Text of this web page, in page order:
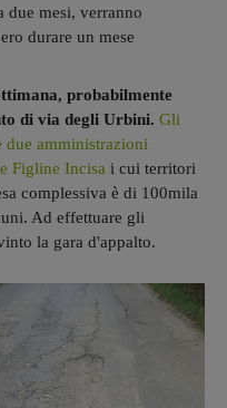
mesi, verranno
durare un mese
probabilmente
di via degli Urbini. Gli
due amministrazioni
Figline Incisa i cui territori
complessiva è di 100mila
Ad effettuare gli
la gara d'appalto.